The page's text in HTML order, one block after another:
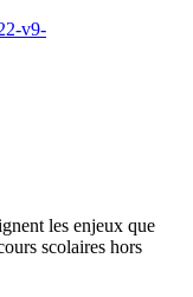
v9-
les enjeux que
scolaires hors